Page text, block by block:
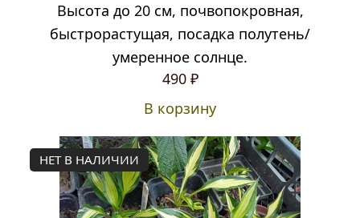
Высота до 20 см, почвопокровная,
быстрорастущая, посадка полутень/
умеренное солнце.
490 ₽
В корзину
НЕТ В НАЛИЧИИ